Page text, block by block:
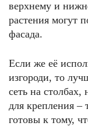
верхнему и
растения могут
фасада.
Если же её
изгороди, то
сеть на столбах,
для крепления –
готовы к тому,